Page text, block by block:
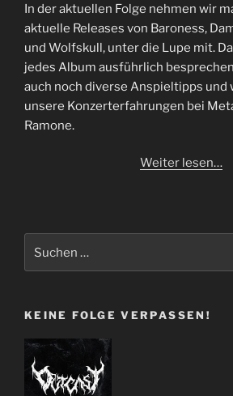
In der aktuellen Folge nehmen wir
aktuelle Releases von Baroness,
und Wolfskull, unter die Lupe mit.
jedes Album ausführlich
auch noch diverse Anspieltipps und
unsere Konzerterfahrungen bei
Ramone.
Weiter lesen…
KEINE FOLGE VERPASSEN!